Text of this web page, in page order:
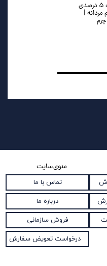
تخفیفات ۵ درصدی
|
منوی سایت
تماس با ما
درباره ما
فروش سازمانی
درخواست تعویض سفارش